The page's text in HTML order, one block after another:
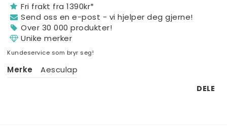
Fri frakt fra 1390kr*
Send oss ​​en e-post - vi hjelper deg gjerne!
Over 30 000 produkter!
Unike merker
Kundeservice som bryr seg!
Merke Aesculap
DELE